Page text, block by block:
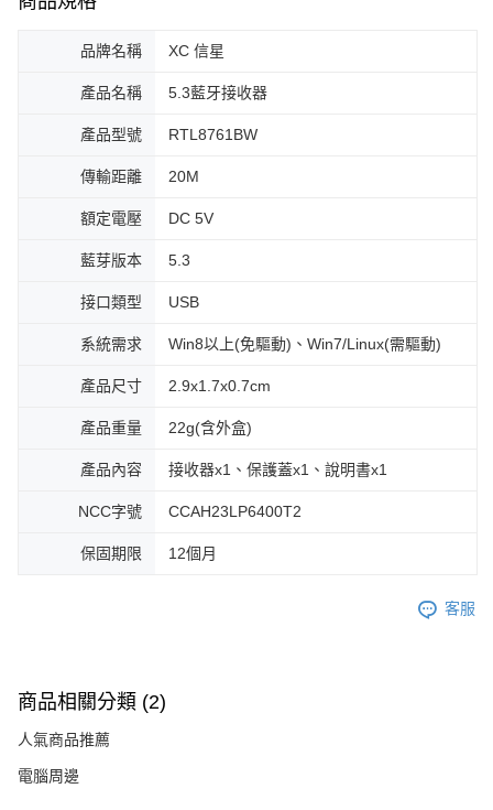
品牌名稱 XC 信星
產品名稱 5.3藍牙接收器
產品型號 RTL8761BW
傳輸距離 20M
額定電壓 DC 5V
藍芽版本 5.3
接口類型 USB
系統需求 Win8以上(免驅動)、Win7/Linux(需驅動)
產品尺寸 2.9x1.7x0.7cm
產品重量 22g(含外盒)
產品內容 接收器x1、保護蓋x1、說明書x1
NCC字號 CCAH23LP6400T2
保固期限 12個月
客服
商品相關分類 (2)
人氣商品推薦
電腦周邊